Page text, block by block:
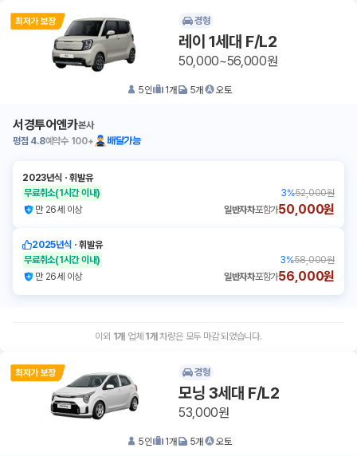
경형
레이 1세대 F/L2
50,000~56,000원
5인 1개 5개 오토
서경투어엔카본사
평점 4.8예약수 100+ 배달가능
2023년식 ㆍ휘발유
무료취소(1시간 이내) 3%52,000원
만 26세 이상
일반자차포함가50,000원
2025년식 ㆍ휘발유
무료취소(1시간 이내) 3%58,000원
만 26세 이상
일반자차포함가56,000원
이외 1개 업체 1 개 차량은 모두 마감 되었습니다.
경형
모닝 3세대 F/L2
53,000원
5인 1개 5개 오토